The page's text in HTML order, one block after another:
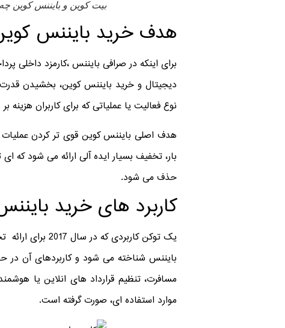
بیت کوین و بایننس کوین
هدف خرید بایننس
برای اینکه در صرافی بایننس ،کارمزد
دیجیتال و خرید بایننس کوین، بخشیدن
نوع فعالیت یا عملیاتی که برای کاربران هزینه
هدف اصلی بایننس کوین قوی تر کردن
بار، تخفیف بسیار ایده آلی ارائه می شود که
حذف می شود.
کاربرد های خرید
یک توکن
مسافرت، تنظیم قرارداد های انلاین یا
موارد استفاده ای، صورت گرفته است.